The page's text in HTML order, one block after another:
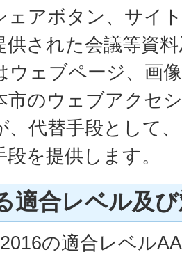
ェアボタン、サイ
供された会議等資
ウェブページ、画
市のウェブアクセ
、代替手段として
を提供します。
適合レベル及
の適合レベル